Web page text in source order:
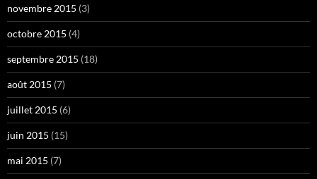
novembre 2015 (3)
octobre 2015 (4)
septembre 2015 (18)
août 2015 (7)
juillet 2015 (6)
juin 2015 (15)
mai 2015 (7)